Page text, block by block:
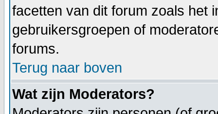
facetten van dit forum zoals het
gebruikersgroepen of
forums.
Terug naar boven
Wat zijn Moderators?